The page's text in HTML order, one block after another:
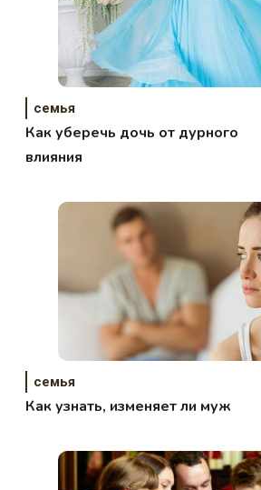
семья
Как уберечь дочь от дурного
влияния
семья
Как узнать, изменяет ли муж